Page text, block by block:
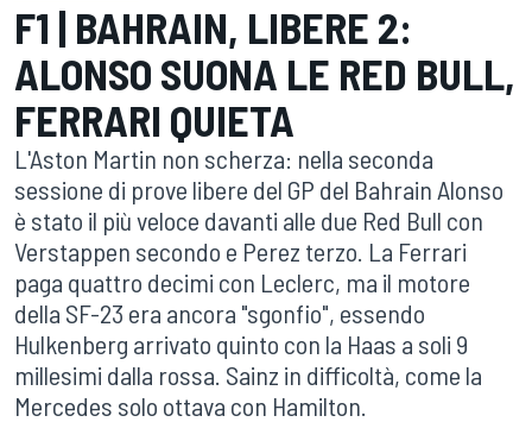
F1 | BAHRAIN, LIBERE 2:
ALONSO SUONA LE RED BULL,
FERRARI QUIETA
L'Aston Martin non scherza: nella seconda
sessione di prove libere del GP del Bahrain Alonso
è stato il più veloce davanti alle due Red Bull con
Verstappen secondo e Perez terzo. La Ferrari
paga quattro decimi con Leclerc, ma il motore
della SF-23 era ancora "sgonfio", essendo
Hulkenberg arrivato quinto con la Haas a soli 9
millesimi dalla rossa. Sainz in difficoltà, come la
Mercedes solo ottava con Hamilton.